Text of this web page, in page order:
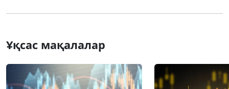
Ұқсас мақалалар